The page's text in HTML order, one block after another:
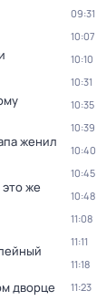
женил
же
дворце
09:31
10:07
10:10
10:31
10:35
10:39
10:40
10:45
10:48
11:08
11:11
11:18
11:23